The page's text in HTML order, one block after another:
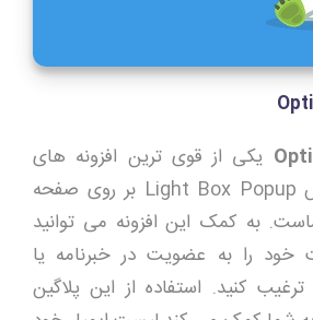
یکی از قوی ترین افزونه های
موجود جهت نمایش Light Box Popup بر روی صفحه
به کمک این افزونه می توانید
خود را به عضویت در خبرنامه یا
کنید. استفاده از این پلاگین